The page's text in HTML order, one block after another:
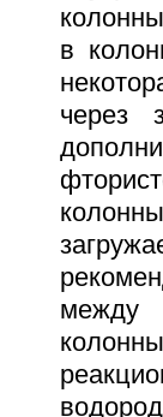
в
через
между